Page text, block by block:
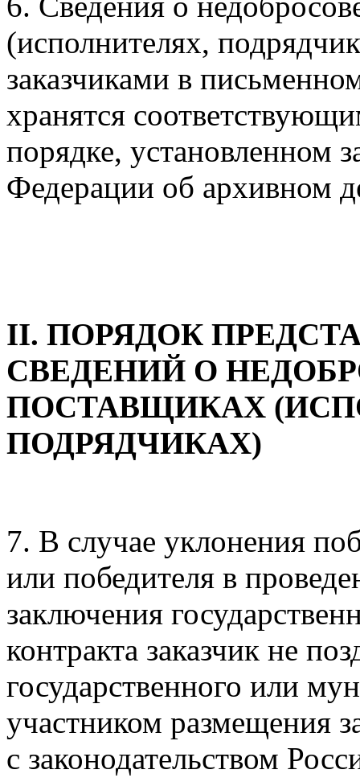
(исполнителях,
заказчиками в
хранятся
порядке, установленном
Федерации об архивном
II. ПОРЯДОК
СВЕДЕНИЙ О
ПОСТАВЩИКАХ
ПОДРЯДЧИКАХ)
7. В случае уклонения
или победителя в
заключения
контракта заказчик не
государственного или
участником размещения
с законодательством